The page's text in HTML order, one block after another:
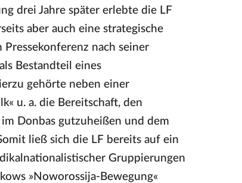
drei Jahre später erlebte die LF
aber auch eine strategische
nach seiner
Bestandteil eines
gehörte neben einer
u. a. die Bereitschaft, den
Donbas gutzuheißen und dem
ließ sich die LF bereits auf ein
Gruppierungen
»Noworossija-Bewegung«